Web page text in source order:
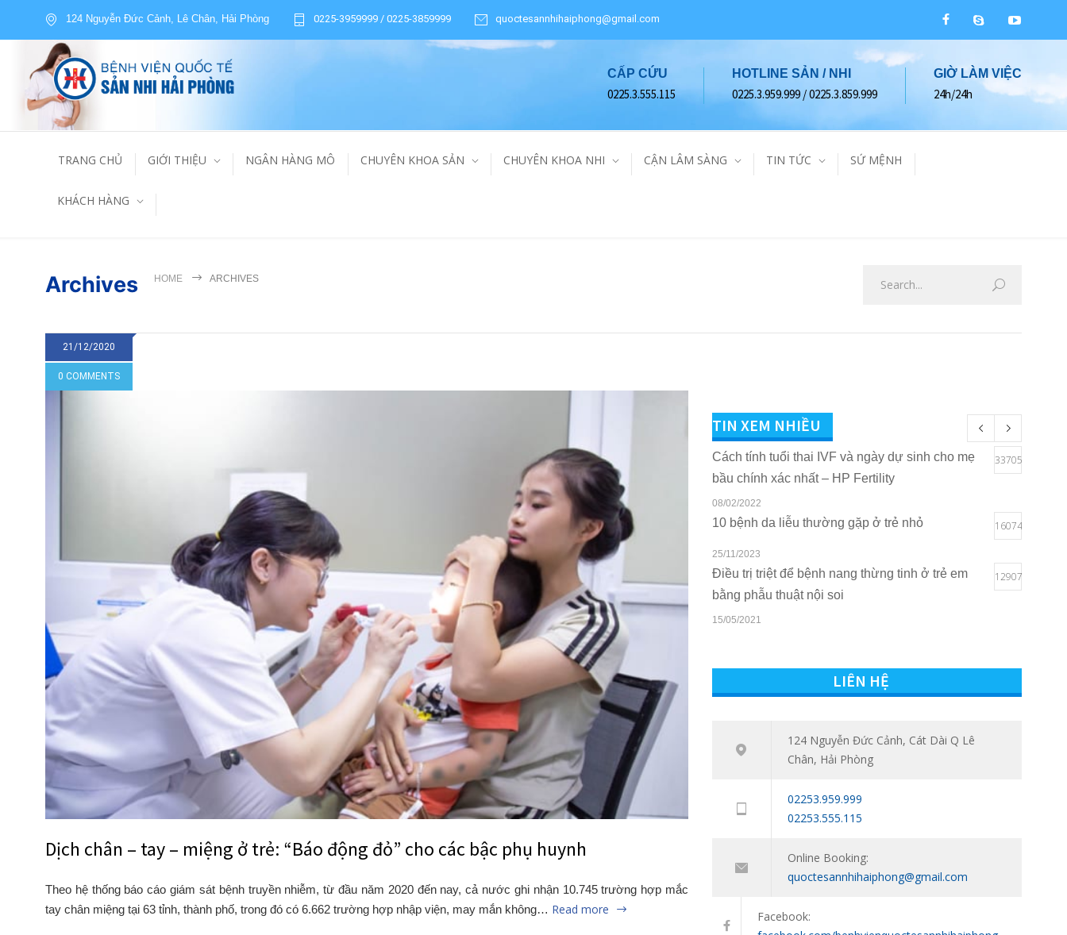
124 Nguyễn Đức Cảnh, Lê Chân, Hải Phòng 0225-3959999 / 0225-3859999 quoctesannhihaiphong@gmail.com
CẤP CỨU
0225.3.555.115
HOTLINE SẢN / NHI
0225.3.959.999 / 0225.3.859.999
GIỜ LÀM VIỆC
24h/24h
TRANG CHỦ GIỚI THIỆU NGÂN HÀNG MÔ CHUYÊN KHOA SẢN CHUYÊN KHOA NHI CẬN LÂM SÀNG TIN TỨC SỨ MỆNH
KHÁCH HÀNG
Archives HOME ARCHIVES
21/12/2020
0 COMMENTS
Dịch chân – tay – miệng ở trẻ: “Báo động đỏ” cho các bậc phụ huynh
Theo hệ thống báo cáo giám sát bệnh truyền nhiễm, từ đầu năm 2020 đến nay, cả nước ghi nhận 10.745 trường hợp mắc
tay chân miệng tại 63 tỉnh, thành phố, trong đó có 6.662 trường hợp nhập viện, may mắn không… Read more
TIN XEM NHIỀU
Cách tính tuổi thai IVF và ngày dự sinh cho mẹ
bầu chính xác nhất – HP Fertility
33705
08/02/2022
10 bệnh da liễu thường gặp ở trẻ nhỏ 16074
25/11/2023
Điều trị triệt để bệnh nang thừng tinh ở trẻ em
bằng phẫu thuật nội soi
12907
15/05/2021
khó khăn tâm lý
LIÊN HỆ
124 Nguyễn Đức Cảnh, Cát Dài Q Lê
Chân, Hải Phòng
02253.959.999
02253.555.115
Online Booking:
quoctesannhihaiphong@gmail.com
Facebook: